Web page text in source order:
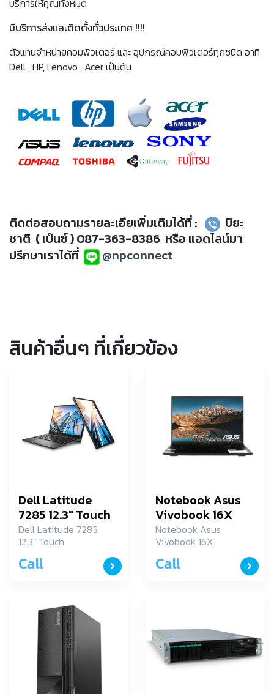
บริการให้คุณทั้งหมด
มีบริการส่งและติดตั้งทั่วประเทศ !!!!
ตัวแทนจำหน่ายคอมพิวเตอร์ และ อุปกรณ์คอมพิวเตอร์ทุกชนิด อาทิ
Dell , HP, Lenovo , Acer เป็นต้น
ติดต่อสอบถามรายละเอียเพิ่มเติมได้ที่ :
ปิยะ
ชาติ ( เบ๊นซ์ ) 087-363-8386 หรือ แอดไลน์มา
ปรึกษาเราได้ที่
@npconnect
สินค้าอื่นๆ ที่เกี่ยวข้อง
Dell Latitude
7285 12.3″ Touch
(SNS7285001)
Dell Latitude 7285
12.3" Touch
Call
Notebook Asus
Vivobook 16X
K3605ZV-N1518W
Notebook Asus
Vivobook 16X
Call